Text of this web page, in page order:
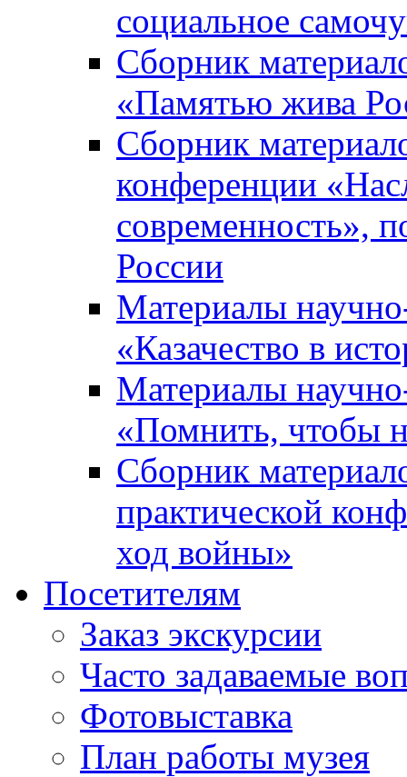
социальное
Сборник
«Памятью жива
Сборник
конференции
современность»,
России
Материалы
«Казачество в
Материалы
«Помнить, чтобы
Сборник
практической
ход войны»
Посетителям
Заказ экскурсии
Часто задаваемые
Фотовыставка
План работы музея